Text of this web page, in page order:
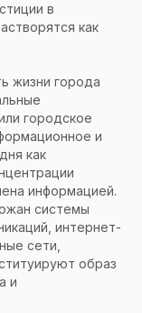
в
как
жизни города
городское
и
как
информацией.
системы
интернет-
сети,
образ
и